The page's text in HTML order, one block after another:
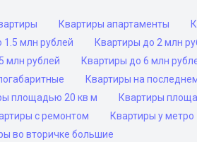
Квартиры апартаменты
1.5 млн рублей
Квартиры до 2 млн
млн рублей
Квартиры до 6 млн
Квартиры на
площадью 20 кв м
Квартиры
с ремонтом
Квартиры у метро
во вторичке большие